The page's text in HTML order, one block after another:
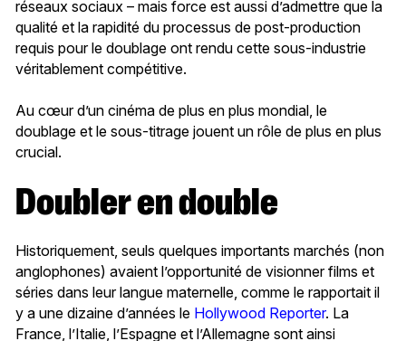
réseaux sociaux – mais force est aussi d’admettre que la
qualité et la rapidité du processus de post-production
requis pour le doublage ont rendu cette sous-industrie
véritablement compétitive.
Au cœur d’un cinéma de plus en plus mondial, le
doublage et le sous-titrage jouent un rôle de plus en plus
crucial.
Doubler en double
Historiquement, seuls quelques importants marchés (non
anglophones) avaient l’opportunité de visionner films et
séries dans leur langue maternelle, comme le rapportait il
y a une dizaine d’années le Hollywood Reporter. La
France, l’Italie, l’Espagne et l’Allemagne sont ainsi